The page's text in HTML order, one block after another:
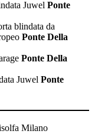
Juwel Ponte
blindata da
Ponte Della
Ponte Della
Juwel Ponte